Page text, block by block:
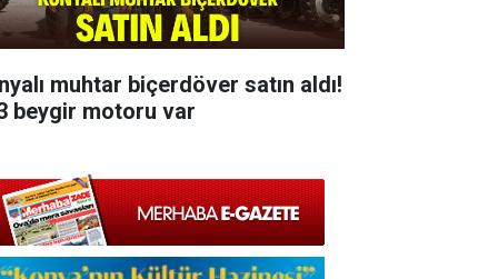
muhtar biçerdöver satın aldı!
beygir motoru var